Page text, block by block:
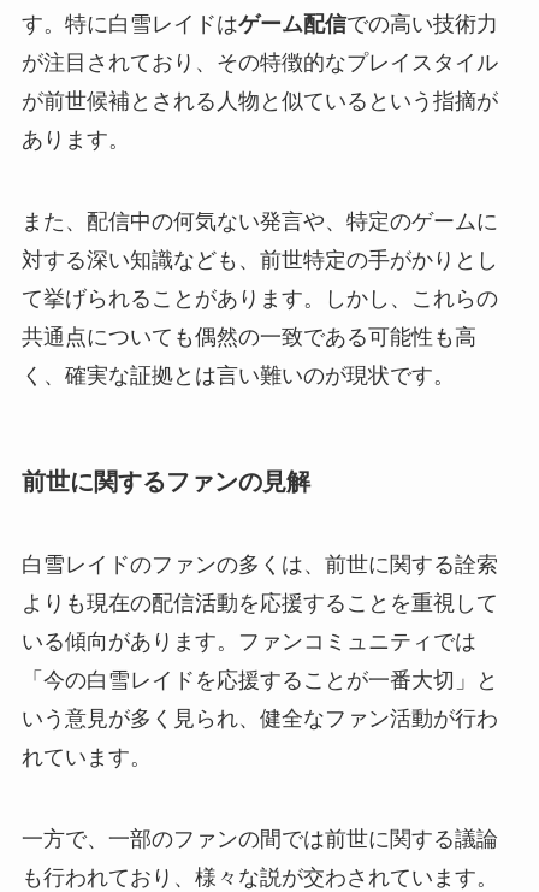
す。特に白雪レイドはゲーム配信での高い技術力
が注目されており、その特徴的なプレイスタイル
が前世候補とされる人物と似ているという指摘が
あります。
また、配信中の何気ない発言や、特定のゲームに
対する深い知識なども、前世特定の手がかりとし
て挙げられることがあります。しかし、これらの
共通点についても偶然の一致である可能性も高
く、確実な証拠とは言い難いのが現状です。
前世に関するファンの見解
白雪レイドのファンの多くは、前世に関する詮索
よりも現在の配信活動を応援することを重視して
いる傾向があります。ファンコミュニティでは
「今の白雪レイドを応援することが一番大切」と
いう意見が多く見られ、健全なファン活動が行わ
れています。
一方で、一部のファンの間では前世に関する議論
も行われており、様々な説が交わされています。